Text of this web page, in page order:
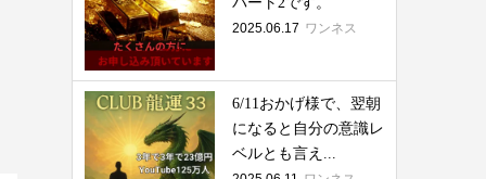
2025.06.17 ワンネス
6/11おかげ様で、翌朝
になると自分の意識レ
ベルとも言え...